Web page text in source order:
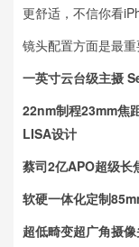
更舒适，不信你看
镜头配置方面是最
一英寸云台级主摄
22nm制程23mm焦
LISA设计
蔡司2亿APO超级
软硬一体化定制
超低畸变超广角摄